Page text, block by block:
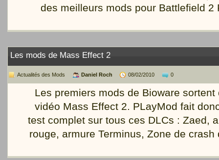
des meilleurs mods pour Battlefield 2
Les mods de Mass Effect 2
Actualités des Mods Daniel Roch 08/02/2010 0
Les premiers mods de Bioware
vidéo Mass Effect 2. PLayMod fait
test complet sur tous ces DLCs : Zaed,
rouge, armure Terminus, Zone de